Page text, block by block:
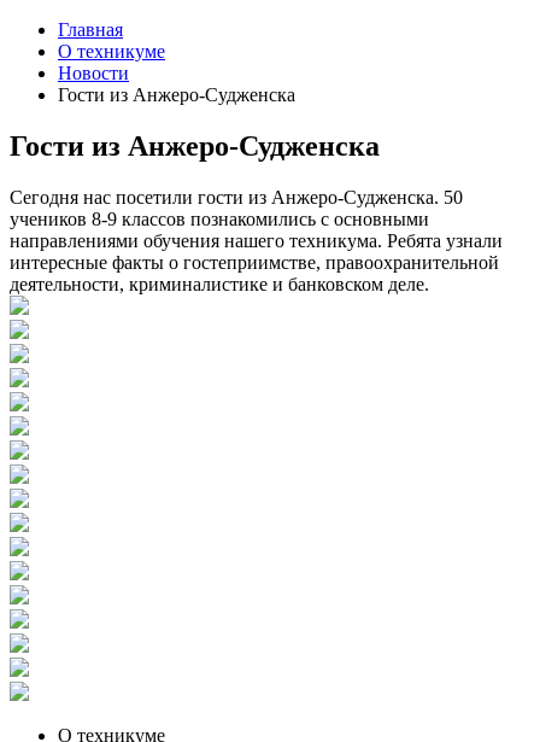
Главная
О техникуме
Новости
Гости из Анжеро-Судженска
Гости из Анжеро-Судженска
Сегодня нас посетили гости из Анжеро-Судженска. 50
учеников 8-9 классов познакомились с основными
направлениями обучения нашего техникума. Ребята узнали
интересные факты о гостеприимстве, правоохранительной
деятельности, криминалистике и банковском деле.
О техникуме